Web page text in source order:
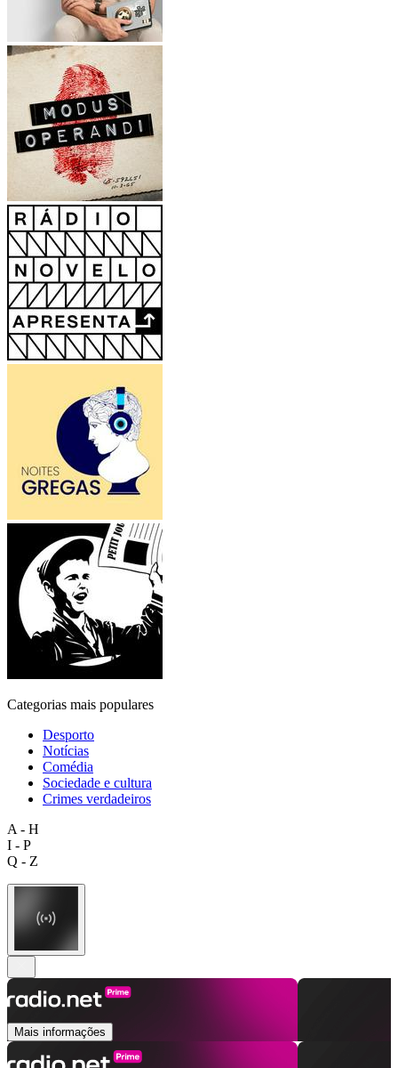
Categorias mais populares
Desporto
Notícias
Comédia
Sociedade e cultura
Crimes verdadeiros
A - H
I - P
Q - Z
Mais informações